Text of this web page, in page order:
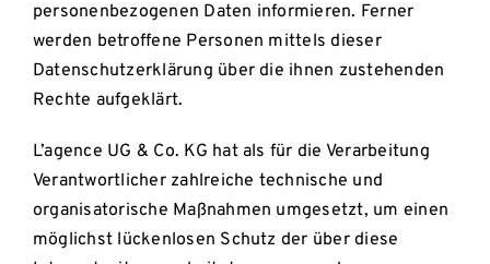
personenbezogenen Daten informieren. Ferner
werden betroffene Personen mittels dieser
Datenschutzerklärung über die ihnen zustehenden
Rechte aufgeklärt.
L’agence UG & Co. KG hat als für die Verarbeitung
Verantwortlicher zahlreiche technische und
organisatorische Maßnahmen umgesetzt, um einen
möglichst lückenlosen Schutz der über diese